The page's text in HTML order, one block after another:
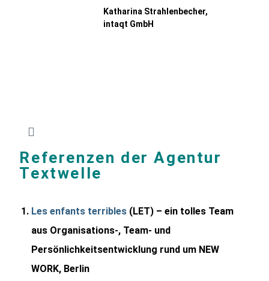
Katharina Strahlenbecher,
intaqt GmbH
Referenzen der Agentur
Textwelle
Les enfants terribles (LET) – ein tolles Team
aus Organisations-, Team- und
Persönlichkeitsentwicklung rund um NEW
WORK, Berlin